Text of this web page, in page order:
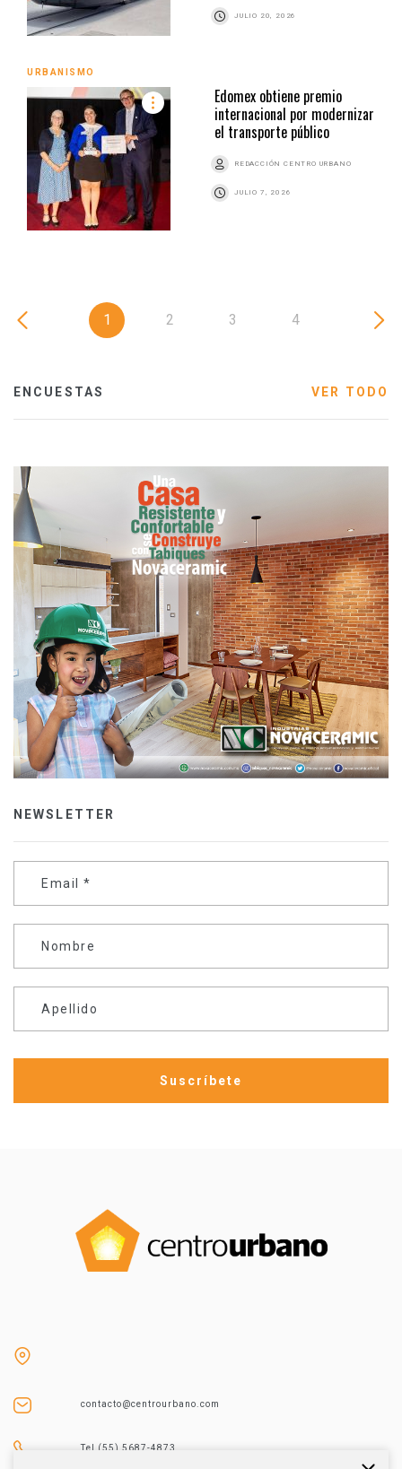
JULIO 20, 2026
URBANISMO
Edomex obtiene premio
internacional por modernizar
el transporte público
REDACCIÓN CENTRO URBANO
JULIO 7, 2026
1 2 3 4
ENCUESTAS VER TODO
NEWSLETTER
Email *
Nombre
Apellido
contacto@centrourbano.com
Tel (55) 5687-4873